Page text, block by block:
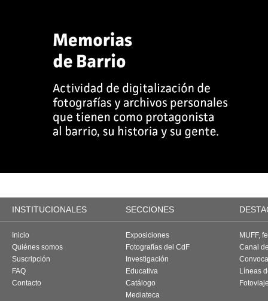
INSTITUCIONALES SECCIONES
Inicio
Quiénes somos
Suscripción
FAQ
Contacto
Exposiciones
Fotografías del CdF
Investigación
Educativa
Catálogo
Mediateca
MUFF,
Canal
Líneas